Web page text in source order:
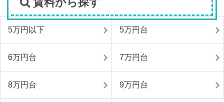
5万円以下 5万円台
6万円台 7万円台
8万円台 9万円台